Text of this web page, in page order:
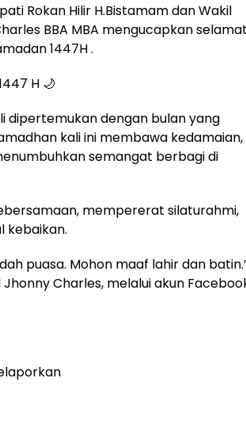
Rokan Hilir H.Bistamam dan Wakil
BBA MBA mengucapkan selamat
1447H .
H 🌙
dipertemukan dengan bulan yang
kali ini membawa kedamaian,
semangat berbagi di
mempererat silaturahmi,
kebaikan.
puasa. Mohon maaf lahir dan
Charles, melalui akun